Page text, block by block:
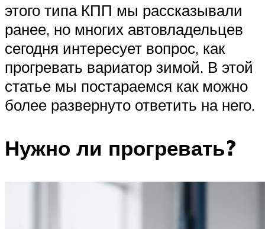
Меню
этого типа КПП мы рассказывали
ранее, но многих автовладельцев
сегодня интересует вопрос, как
прогревать вариатор зимой. В этой
статье мы постараемся как можно
более развернуто ответить на него.
Нужно ли прогревать?